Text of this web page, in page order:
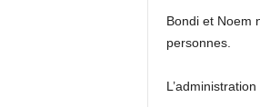
Bondi et Noem
personnes.